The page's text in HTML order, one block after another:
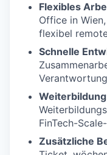
Flexibles
Office in
flexibel
Schnelle
FinTech-
Zusätzliche